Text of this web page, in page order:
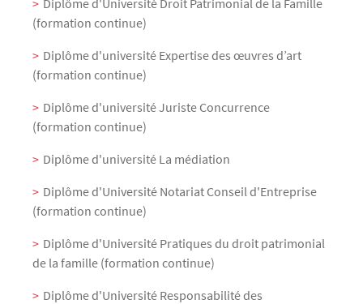
Diplôme d'Université Droit Patrimonial de la Famille
(formation continue)
Diplôme d'université Expertise des œuvres d’art
(formation continue)
Diplôme d'université Juriste Concurrence
(formation continue)
Diplôme d'université La médiation
Diplôme d'Université Notariat Conseil d'Entreprise
(formation continue)
Diplôme d'Université Pratiques du droit patrimonial
de la famille (formation continue)
Diplôme d'Université Responsabilité des